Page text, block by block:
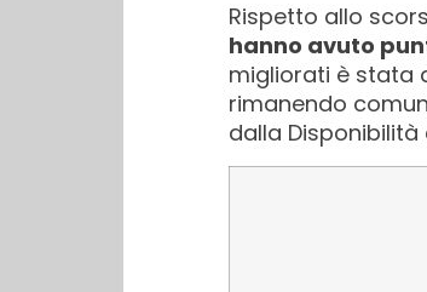
Rispetto allo
hanno avuto
migliorati è stata
rimanendo
dalla